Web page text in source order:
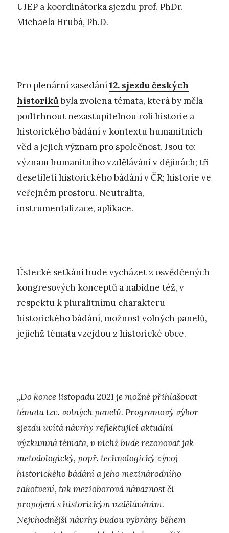
UJEP a koordinátorka sjezdu prof. PhDr.
Michaela Hrubá, Ph.D.
Pro plenární zasedání12. sjezdu českých
historikůbyla zvolena témata, která by měla
podtrhnout nezastupitelnou roli historie a
historického bádání v kontextu humanitních
věd a jejich význam pro společnost. Jsou to:
význam humanitního vzdělávání v dějinách; tři
desetiletí historického bádání v ČR; historie ve
veřejném prostoru. Neutralita,
instrumentalizace, aplikace.
Ústecké setkání bude vycházet z osvědčených
kongresových konceptů a nabídne též, v
respektu k pluralitnímu charakteru
historického bádání, možnost volných panelů,
jejichž témata vzejdou z historické obce.
„Do konce listopadu 2021 je možné přihlašovat
témata tzv. volných panelů. Programový výbor
sjezdu uvítá návrhy reflektující aktuální
výzkumná témata, v nichž bude rezonovat jak
metodologický, popř. technologický vývoj
historického bádání a jeho mezinárodního
zakotvení, tak mezioborová návaznost či
propojení s historickým vzděláváním.
Nejvhodnější návrhy budou vybrány během